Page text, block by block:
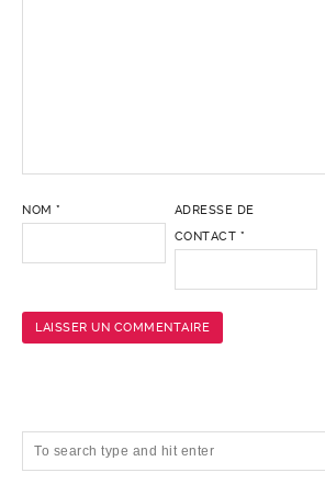
NOM *
ADRESSE DE
CONTACT *